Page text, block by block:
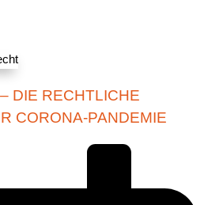
DIE RECHTLICHE
CORONA-PANDEMIE